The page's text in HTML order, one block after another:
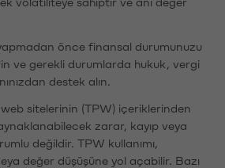
önce finansal durumunuzu
ve gerekli durumlarda hukuk, vergi
destek alın.
sitelerinin (TPW) içeriklerinden
zarar, kayıp veya
değildir. TPW kullanımı,
değer düşüşüne yol açabilir. Bazı